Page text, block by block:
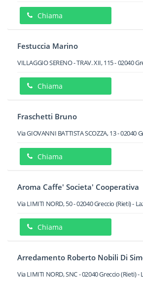
Chiama
Festuccia Marino
VILLAGGIO SERENO - TRAV. XII, 115-02040
Chiama
Fraschetti Bruno
Via GIOVANNI BATTISTA SCOZZA, 13-02040
Chiama
Aroma Caffe' Societa' Cooperativa
Via LIMITI NORD, 50-02040Greccio (Rieti) -
Chiama
Arredamento Roberto Nobili Di
Via LIMITI NORD, SNC-02040Greccio(Rieti) -